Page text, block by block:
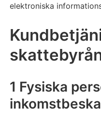
elektroniska
1 Fysiska